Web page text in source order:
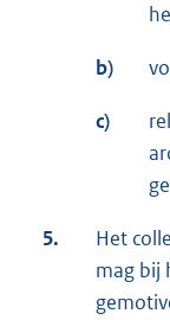
b)
c)
5.
Het
mag bij